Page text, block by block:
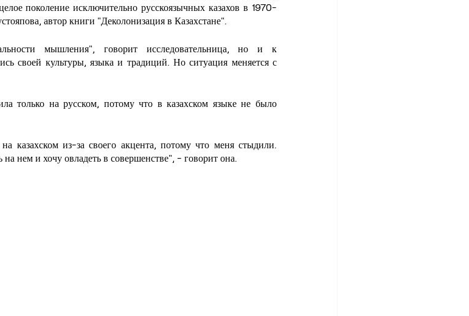
поколение исключительно русскоязычных казахов в 1970-
автор книги "Деколонизация в Казахстане".
мышления", говорит исследовательница, но и к
своей культуры, языка и традиций. Но ситуация меняется с
только на русском, потому что в казахском языке не было
казахском из-за своего акцента, потому что меня стыдили.
нем и хочу овладеть в совершенстве", - говорит она.